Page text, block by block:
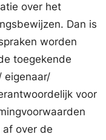
over het
Dan is
worden
toegekende
eigenaar/
voor
over de